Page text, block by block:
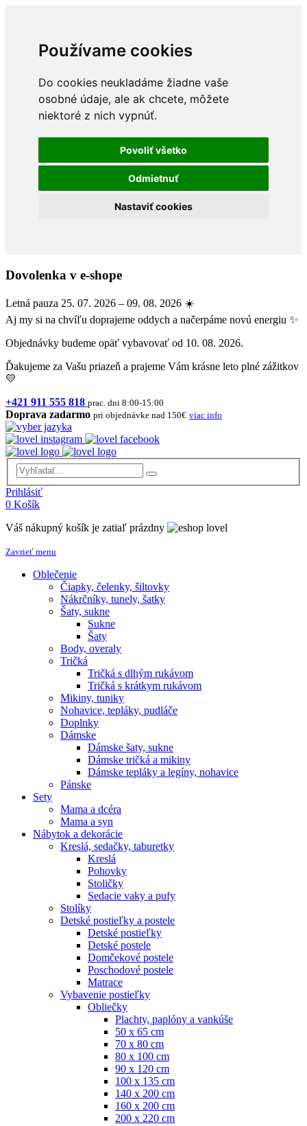
Používame cookies
Do cookies neukladáme žiadne vaše
osobné údaje, ale ak chcete, môžete
niektoré z nich vypnúť.
Povoliť všetko
Odmietnuť
Nastaviť cookies
Dovolenka v e-shope
Letná pauza 25. 07. 2026 – 09. 08. 2026 ☀️
Aj my si na chvíľu doprajeme oddych a načerpáme novú energiu ✨
Objednávky budeme opäť vybavovať od 10. 08. 2026.
Ďakujeme za Vašu priazeň a prajeme Vám krásne leto plné zážitkov
💛
+421 911 555 818 prac. dni 8:00-15:00
Doprava zadarmo pri objednávke nad 150€ viac info
Prihlásiť
0 Košík
Váš nákupný košík je zatiaľ prázdny
Zavrieť menu
Oblečenie
Čiapky, čelenky, šiltovky
Nákrčníky, tunely, šatky
Šaty, sukne
Sukne
Šaty
Body, overaly
Tričká
Tričká s dlhým rukávom
Tričká s krátkym rukávom
Mikiny, tuniky
Nohavice, tepláky, pudláče
Doplnky
Dámske
Dámske šaty, sukne
Dámske tričká a mikiny
Dámske tepláky a legíny, nohavice
Pánske
Sety
Mama a dcéra
Mama a syn
Nábytok a dekorácie
Kreslá, sedačky, taburetky
Kreslá
Pohovky
Stoličky
Sedacie vaky a pufy
Stolíky
Detské postieľky a postele
Detské postieľky
Detské postele
Domčekové postele
Poschodové postele
Matrace
Vybavenie postieľky
Obliečky
Plachty, paplóny a vankúše
50 x 65 cm
70 x 80 cm
80 x 100 cm
90 x 120 cm
100 x 135 cm
140 x 200 cm
160 x 200 cm
200 x 220 cm